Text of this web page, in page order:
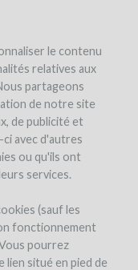
le contenu
relatives aux
partageons
de notre site
de publicité et
avec d'autres
ou qu'ils ont
services.
(sauf les
fonctionnement
pourrez
lien situé en pied de